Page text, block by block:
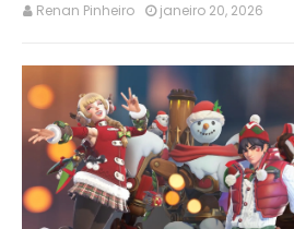
Renan Pinheiro janeiro 20, 2026